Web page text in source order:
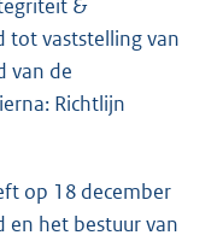
&
tot vaststelling van
van de
Richtlijn
op 18 december
en het bestuur van